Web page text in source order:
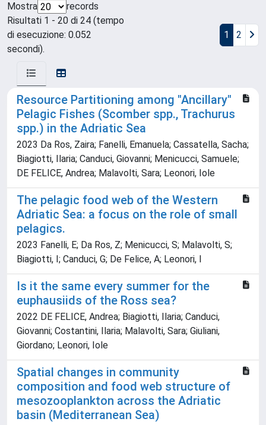
Mostra
records
Risultati 1 - 20 di 24 (tempo
di esecuzione: 0.052
secondi).
1 2
Resource Partitioning among "Ancillary"
Pelagic Fishes (Scomber spp., Trachurus
spp.) in the Adriatic Sea
2023 Da Ros, Zaira; Fanelli, Emanuela; Cassatella, Sacha;
Biagiotti, Ilaria; Canduci, Giovanni; Menicucci, Samuele;
DE FELICE, Andrea; Malavolti, Sara; Leonori, Iole
The pelagic food web of the Western
Adriatic Sea: a focus on the role of small
pelagics.
2023 Fanelli, E; Da Ros, Z; Menicucci, S; Malavolti, S;
Biagiotti, I; Canduci, G; De Felice, A; Leonori, I
Is it the same every summer for the
euphausiids of the Ross sea?
2022 DE FELICE, Andrea; Biagiotti, Ilaria; Canduci,
Giovanni; Costantini, Ilaria; Malavolti, Sara; Giuliani,
Giordano; Leonori, Iole
Spatial changes in community
composition and food web structure of
mesozooplankton across the Adriatic
basin (Mediterranean Sea)